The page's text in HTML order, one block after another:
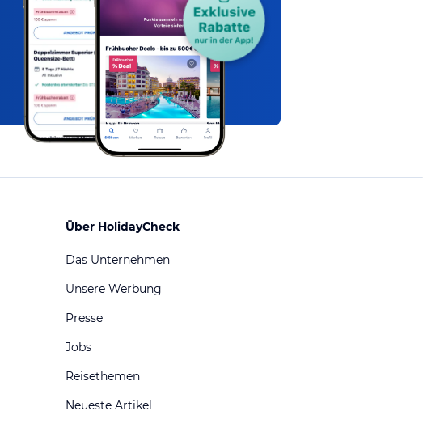
Über HolidayCheck
Das Unternehmen
Unsere Werbung
Presse
Jobs
Reisethemen
Neueste Artikel